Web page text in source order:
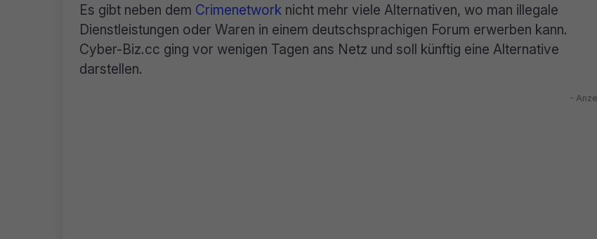
Es gibt neben dem Crimenetwork nicht mehr viele Alternativen, wo man illegale
Dienstleistungen oder Waren in einem deutschsprachigen Forum erwerben kann.
Cyber-Biz.cc ging vor wenigen Tagen ans Netz und soll künftig eine Alternative
darstellen.